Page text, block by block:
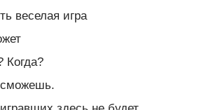
веселая игра
Когда?
сможешь.